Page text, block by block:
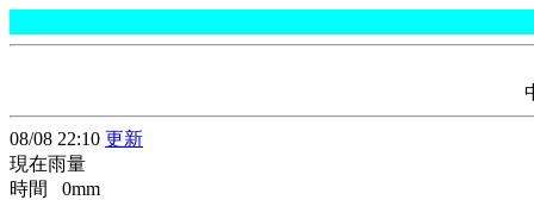
08/08 22:10 更新
現在雨量
時間 0mm